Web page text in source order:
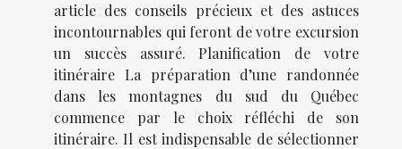
article des conseils précieux et des astuces
incontournables qui feront de votre excursion
un succès assuré. Planification de votre
itinéraire La préparation d’une randonnée
dans les montagnes du sud du Québec
commence par le choix réfléchi de son
itinéraire. Il est indispensable de sélectionner